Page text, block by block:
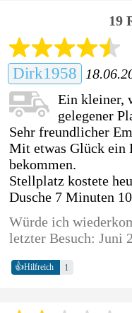
19
Dirk1958
Ein kleiner,
gelegener
Sehr freundlicher
Mit etwas Glück ein
bekommen.
Stellplatz kostete
Dusche 7 Minuten
Würde ich
letzter Besuch: Juni
👍Hilfreich 1